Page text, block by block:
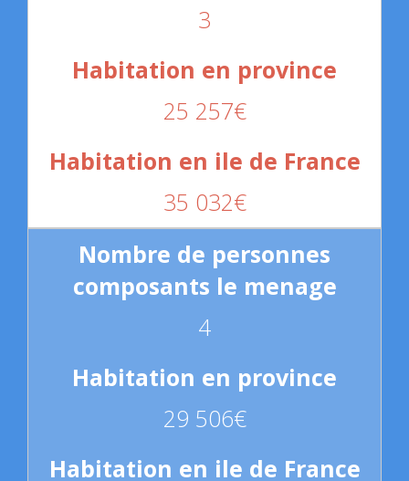
3
25 257€
35 032€
4
29 506€